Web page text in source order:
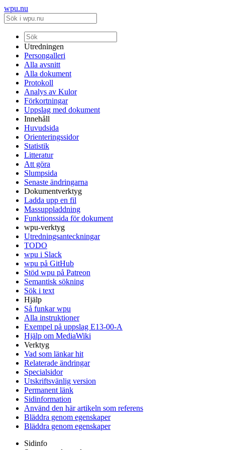
wpu.nu
Utredningen
Persongalleri
Alla avsnitt
Alla dokument
Protokoll
Analys av Kulor
Förkortningar
Uppslag med dokument
Innehåll
Huvudsida
Orienteringssidor
Statistik
Litteratur
Att göra
Slumpsida
Senaste ändringarna
Dokumentverktyg
Ladda upp en fil
Massuppladdning
Funktionssida för dokument
wpu-verktyg
Utredningsanteckningar
TODO
wpu i Slack
wpu på GitHub
Stöd wpu på Patreon
Semantisk sökning
Sök i text
Hjälp
Så funkar wpu
Alla instruktioner
Exempel på uppslag E13-00-A
Hjälp om MediaWiki
Verktyg
Vad som länkar hit
Relaterade ändringar
Specialsidor
Utskriftsvänlig version
Permanent länk
Sidinformation
Använd den här artikeln som referens
Bläddra genom egenskaper
Bläddra genom egenskaper
Sidinfo